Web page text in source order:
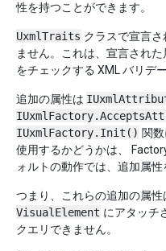
性を持つことができます。
UxmlTraits クラスで宣言
ません。これは、宣言され
をチェックする XML バリデ
追加の属性は
IUxmlFactory.Init() 関
使用するかどうかは、
ォルトの動作では、追加属性
つまり、これらの追加の属
VisualElement にアタッチ
クエリできません。